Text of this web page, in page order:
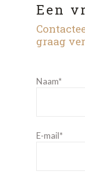
Een
graag
Naam*
E-mail*